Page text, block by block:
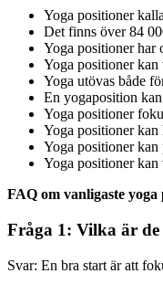
Yoga positioner
Det finns över 84
Yoga positioner har
Yoga positioner kan
Yoga utövas både
En yogaposition
Yoga positioner
Yoga positioner
Yoga positioner kan
Yoga positioner kan
FAQ om vanligaste yoga
Fråga 1: Vilka är
Svar: En bra start är att